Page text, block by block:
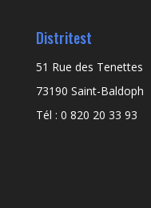
Distritest
51 Rue des Tenettes
73190 Saint-Baldoph
Tél : 0 820 20 33 93